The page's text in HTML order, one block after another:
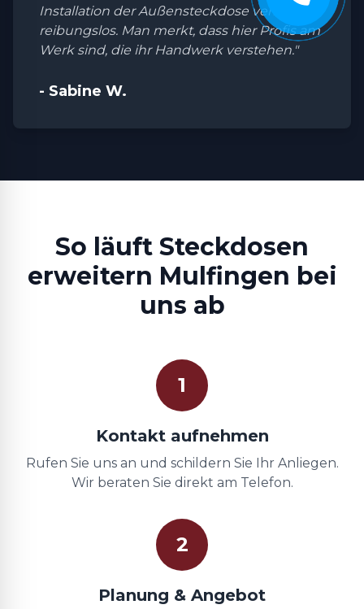
Installation der Außensteckdose verlief
reibungslos. Man merkt, dass hier Profis am
Werk sind, die ihr Handwerk verstehen."
- Sabine W.
So läuft Steckdosen
erweitern Mulfingen bei
uns ab
1
Kontakt aufnehmen
Rufen Sie uns an und schildern Sie Ihr Anliegen.
Wir beraten Sie direkt am Telefon.
2
Planung & Angebot